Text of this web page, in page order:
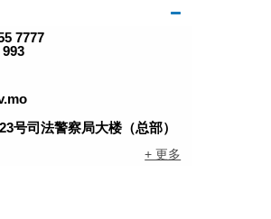
7777
号司法警察局大楼（总部）
+ 更多